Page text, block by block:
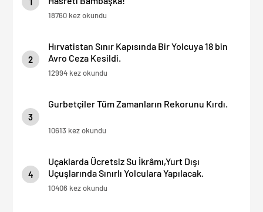
18760 kez okundu
2
Hırvatistan Sınır Kapısında Bir Yolcuya 18 bin
Avro Ceza Kesildi.
12994 kez okundu
3
Gurbetçiler Tüm Zamanların Rekorunu Kırdı.
10613 kez okundu
4
Uçaklarda Ücretsiz Su İkrâmı,Yurt Dışı
Uçuşlarında Sınırlı Yolculara Yapılacak.
10406 kez okundu